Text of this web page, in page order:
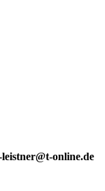
leistner@t-online.de